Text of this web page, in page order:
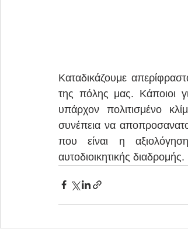
Καταδικάζουμε
της πόλης μας. Κάποιοι
υπάρχον πολιτισμένο
συνέπεια να
που είναι η
αυτοδιοικητικής διαδρομής.